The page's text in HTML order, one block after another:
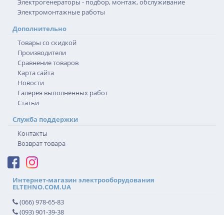
Электрогенераторы - подбор, монтаж, обслуживание
Электромонтажные работы
Дополнительно
Товары со скидкой
Производители
Сравнение товаров
Карта сайта
Новости
Галерея выполненных работ
Статьи
Служба поддержки
Контакты
Возврат товара
Интернет-магазин электрооборудования
ELTEHNO.COM.UA
(066) 978-65-83
(093) 901-39-38